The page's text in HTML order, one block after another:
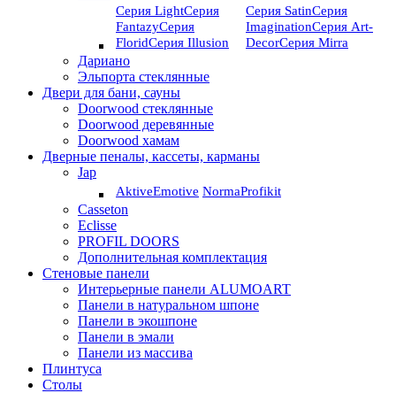
Серия LightСерия
FantazyСерия
FloridСерия Illusion
Серия SatinСерия
ImaginationСерия Art-
DeсorСерия Mirra
Дариано
Эльпорта стеклянные
Двери для бани, сауны
Doorwood стеклянные
Doorwood деревянные
Doorwood хамам
Дверные пеналы, кассеты, карманы
Jap
AktiveEmotive NormaProfikit
Casseton
Eclisse
PROFIL DOORS
Дополнительная комплектация
Стеновые панели
Интерьерные панели ALUMOART
Панели в натуральном шпоне
Панели в экошпоне
Панели в эмали
Панели из массива
Плинтуса
Столы